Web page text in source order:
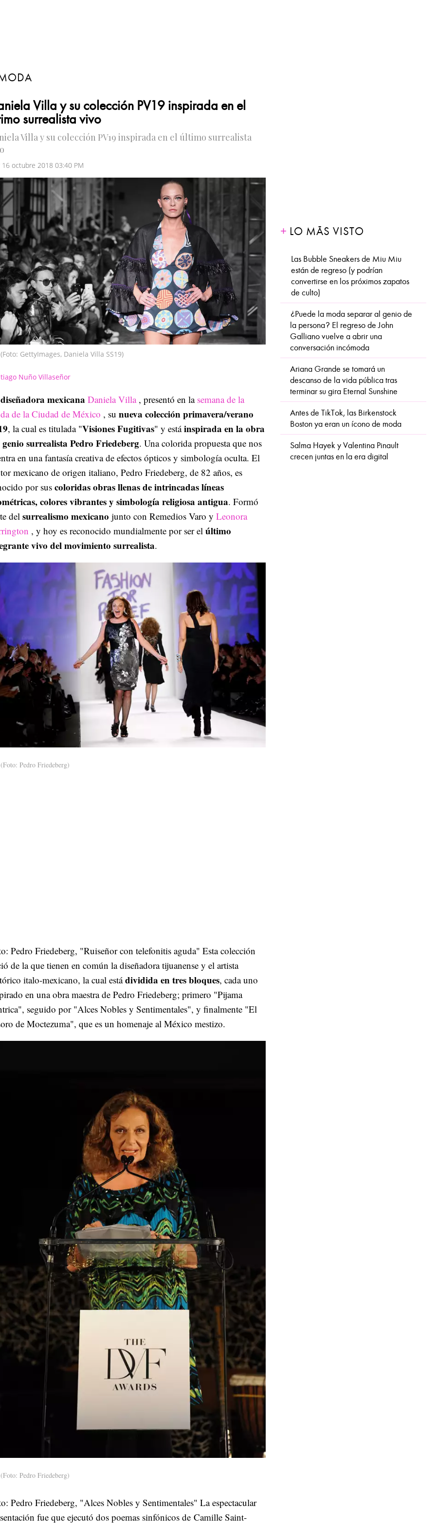
Villa y su colección PV19 inspirada en el
surrealista vivo
Villa y su colección PV19 inspirada en el último surrealista
16 octubre 2018 03:40 PM
(Foto: GettyImages, Daniela Villa SS19)
Nuño Villaseñor
diseñadora mexicana Daniela Villa , presentó en la semana de la
de la Ciudad de México , su nueva colección primavera/verano
, la cual es titulada "Visiones Fugitivas" y estáinspirada en la obra
genio surrealista Pedro Friedeberg. Una colorida propuesta que nos
en una fantasía creativa de efectos ópticos y simbología oculta. El
mexicano de origen italiano, Pedro Friedeberg, de 82 años, es
por sus coloridas obras llenas de intrincadas líneas
colores vibrantes y simbología religiosa antigua. Formó
del surrealismo mexicano junto con Remedios Varo y Leonora
, y hoy es reconocido mundialmente por ser el último
vivo del movimiento surrealista.
(Foto: Pedro Friedeberg)
Pedro Friedeberg, "Ruiseñor con telefonitis aguda" Esta colección
de la que tienen en común la diseñadora tijuanense y el artista
italo-mexicano, la cual estádividida en tres bloques, cada uno
en una obra maestra de Pedro Friedeberg; primero "Pijama
seguido por "Alces Nobles y Sentimentales", y finalmente "El
de Moctezuma", que es un homenaje al México mestizo.
(Foto: Pedro Friedeberg)
Pedro Friedeberg, "Alces Nobles y Sentimentales" La espectacular
fue que ejecutó dos poemas sinfónicos de Camille Saint-
LO MÁS VISTO
Las Bubble Sneakers de Miu Miu
están de regreso (y podrían
convertirse en los próximos zapatos
de culto)
¿Puede la moda separar al genio de
la persona? El regreso de John
Galliano vuelve a abrir una
conversación incómoda
Ariana Grande se tomará un
descanso de la vida pública tras
terminar su gira Eternal Sunshine
Antes de TikTok, las Birkenstock
Boston ya eran un ícono de moda
Salma Hayek y Valentina Pinault
crecen juntas en la era digital